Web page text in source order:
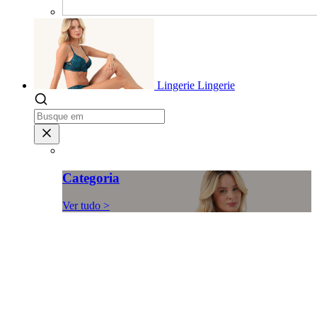
Lingerie Lingerie
Categoria
Ver tudo >